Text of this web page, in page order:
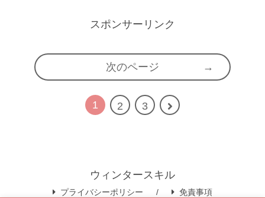
スポンサーリンク
次のページ
1 2 3
次
ウィンタースキル
プライバシーポリシー 免責事項